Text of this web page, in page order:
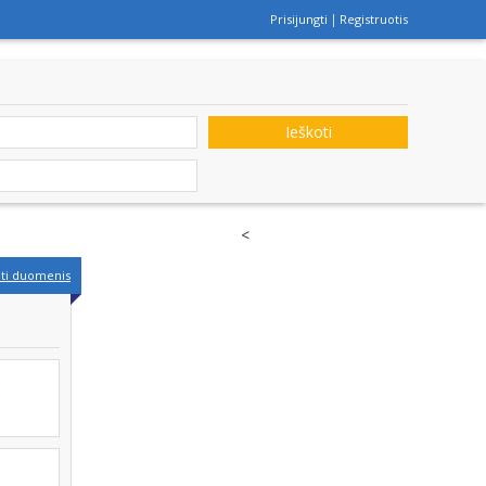
Prisijungti Registruotis
Ieškoti
duomenis
<